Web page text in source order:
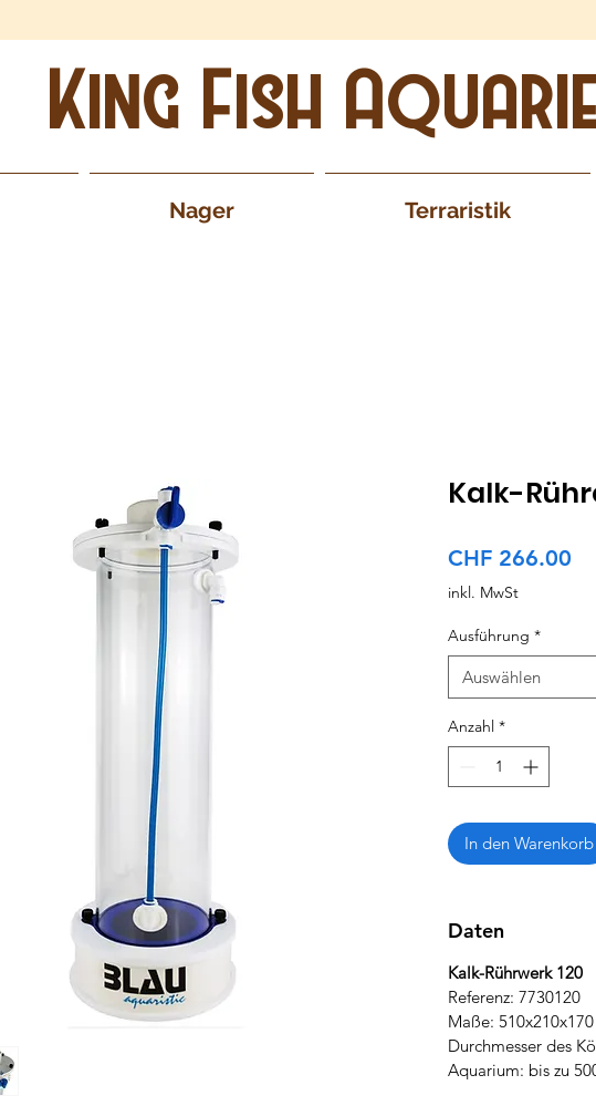
King Fish
Nager Terraristik
Kalk-
CHF 266.00
inkl. MwSt
Ausführung *
Auswählen
Anzahl *
In den Warenkorb
Daten
Kalk-Rührwerk 120
Referenz: 7730120
Maße:
Durchmesser des
Aquarium: bis zu